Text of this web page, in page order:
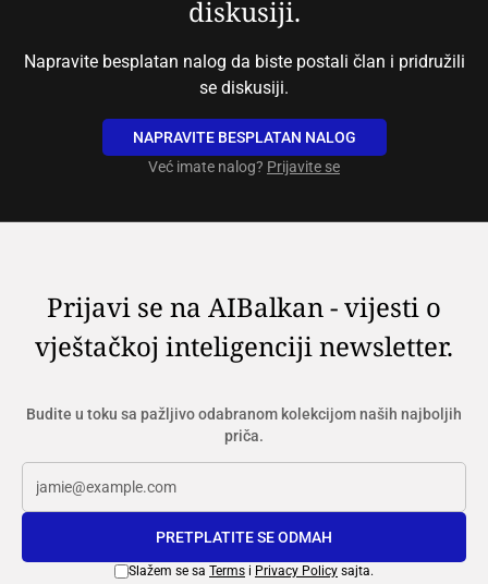
diskusiji.
Napravite besplatan nalog da biste postali član i pridružili
se diskusiji.
NAPRAVITE BESPLATAN NALOG
Već imate nalog? Prijavite se
Prijavi se na AIBalkan - vijesti o
vještačkoj inteligenciji newsletter.
Budite u toku sa pažljivo odabranom kolekcijom naših najboljih
priča.
PRETPLATITE SE ODMAH
Slažem se sa Terms i Privacy Policy sajta.